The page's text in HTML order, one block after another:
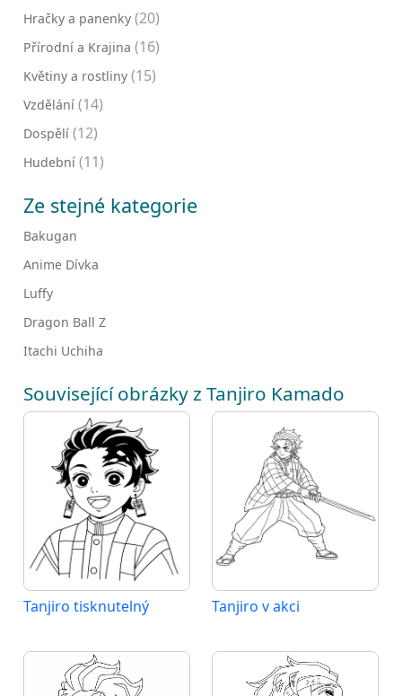
Hračky a panenky (20)
Přírodní a Krajina (16)
Květiny a rostliny (15)
Vzdělání (14)
Dospělí (12)
Hudební (11)
Ze stejné kategorie
Bakugan
Anime Dívka
Luffy
Dragon Ball Z
Itachi Uchiha
Související obrázky z Tanjiro Kamado
Tanjiro tisknutelný Tanjiro v akci